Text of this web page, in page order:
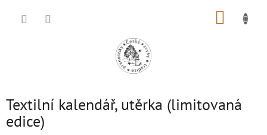
Textilní kalendář, utěrka (limitovaná
edice)